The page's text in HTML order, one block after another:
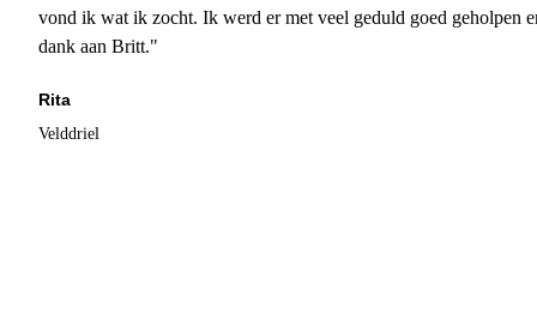
vond ik wat ik zocht. Ik werd er met veel geduld goed geholpen
dank aan Britt."
Rita
Velddriel